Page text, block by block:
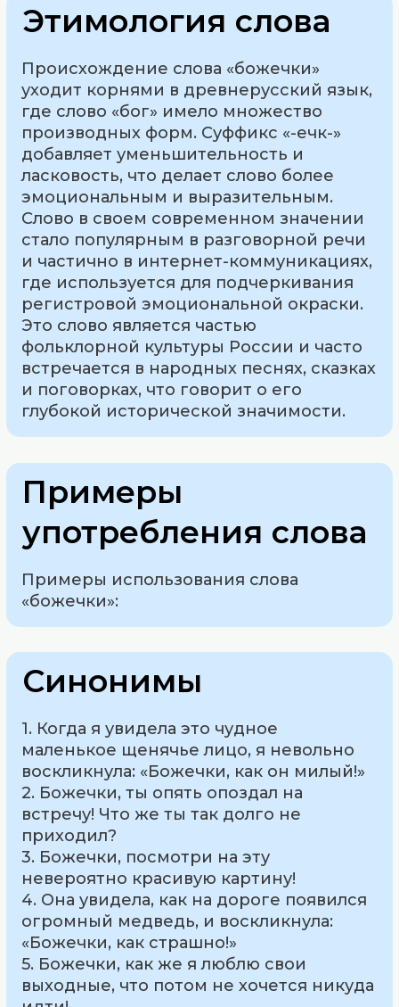
Этимология слова
Происхождение слова «божечки»
уходит корнями в древнерусский язык,
где слово «бог» имело множество
производных форм. Суффикс «-ечк-»
добавляет уменьшительность и
ласковость, что делает слово более
эмоциональным и выразительным.
Слово в своем современном значении
стало популярным в разговорной речи
и частично в интернет-коммуникациях,
где используется для подчеркивания
регистровой эмоциональной окраски.
Это слово является частью
фольклорной культуры России и часто
встречается в народных песнях, сказках
и поговорках, что говорит о его
глубокой исторической значимости.
Примеры
употребления слова
Примеры использования слова
«божечки»:
Синонимы
1. Когда я увидела это чудное
маленькое щенячье лицо, я невольно
воскликнула: «Божечки, как он милый!»
2. Божечки, ты опять опоздал на
встречу! Что же ты так долго не
приходил?
3. Божечки, посмотри на эту
невероятно красивую картину!
4. Она увидела, как на дороге появился
огромный медведь, и воскликнула:
«Божечки, как страшно!»
5. Божечки, как же я люблю свои
выходные, что потом не хочется никуда